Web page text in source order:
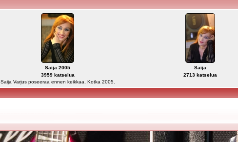
Saija 2005
3959 katselua
Saija Varjus poseeraa ennen keikkaa, Kotka 2005.
Saija
2713 katselua